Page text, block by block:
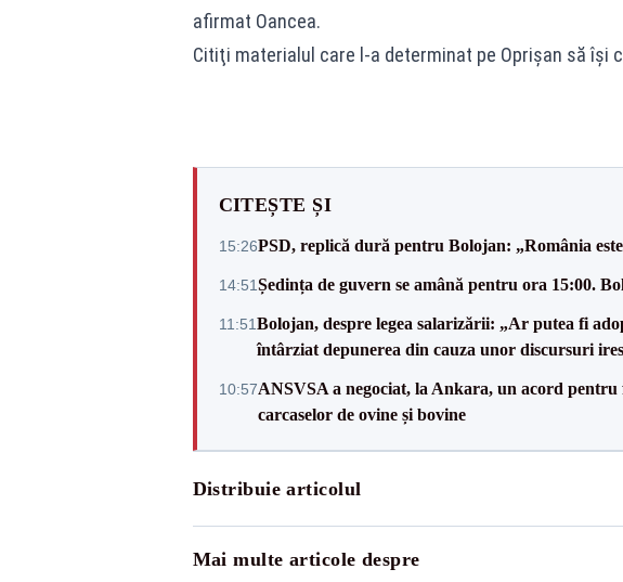
afirmat Oancea.
Citiţi materialul care l-a determinat pe Oprişan să îşi
CITEȘTE ȘI
15:26PSD, replică dură pentru Bolojan: „România
14:51Ședința de guvern se amână pentru ora 15:00.
11:51Bolojan, despre legea salarizării: „Ar putea fi
întârziat depunerea din cauza unor discursuri
10:57ANSVSA a negociat, la Ankara, un acord
carcaselor de ovine și bovine
Distribuie articolul
Mai multe articole despre